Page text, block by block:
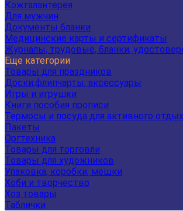
Кожгалантерея
Для мужчин
Документы бланки
Медицинские карты и сертификаты
Журналы, трудовые, бланки,
Еще категории
Товары для праздников
Доски,флипчарты, аксессуары
Игры и игрушки
Книги пособия прописи
Термосы и посуда для активного
Пакеты
Оргтехника
Товары для торговли
Товары для художников
Упаковка, коробки, мешки
Хоби и творчество
Хоз товары
Таблички